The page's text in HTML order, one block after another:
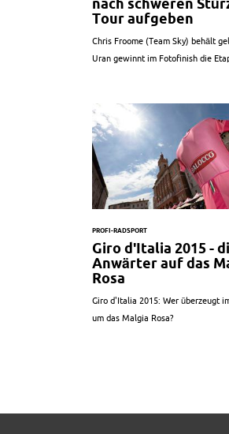
nach schweren
Tour aufgeben
Chris Froome (Team Sky) behält
Uran gewinnt im Fotofinish die
PROFI-RADSPORT
Giro d'Italia 2015 -
Anwärter auf das
Rosa
Giro d'Italia 2015: Wer überzeugt
um das Malgia Rosa?